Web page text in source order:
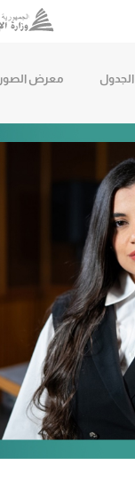
الجدول معرض الصور